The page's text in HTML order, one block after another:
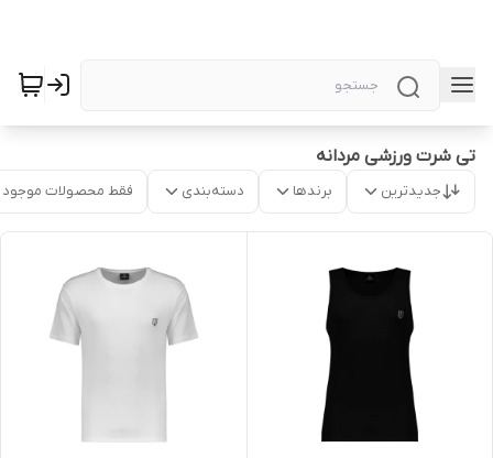
تی شرت ورزشی مردانه
جدیدترین برندها دسته‌بندی فقط محصولات موجود